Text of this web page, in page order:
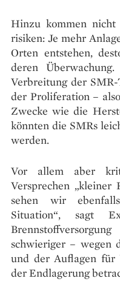
Hinzu kommen nicht
risiken: Je mehr
Orten entstehen,
deren
Verbreitung der
der Proliferation –
Zwecke wie die
könnten die SMRs
werden.
Vor allem aber
Versprechen „kleiner
sehen wir
Situation“, sagt
schwieriger – wegen
und der Auflagen für
der Endlagerung